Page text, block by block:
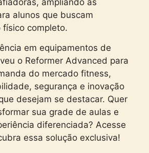
ampliando as
alunos que buscam
completo.
em equipamentos de
o Reformer Advanced para
do mercado fitness,
segurança e inovação
desejam se destacar. Quer
sua grade de aulas e
diferenciada? Acesse
essa solução exclusiva!